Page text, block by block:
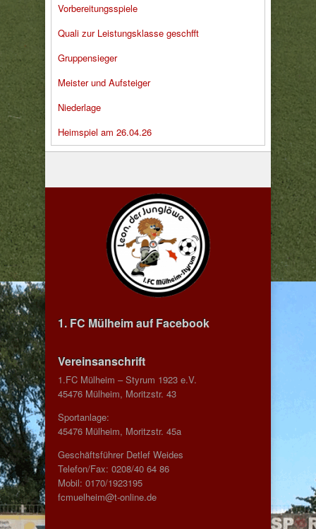
Vorbereitungsspiele
Quali zur Leistungsklasse geschfft
Gruppensieger
Meister und Aufsteiger
Niederlage
Heimspiel am 26.04.26
1. FC Mülheim auf Facebook
Vereinsanschrift
1.FC Mülheim – Styrum 1923 e.V.
45476 Mülheim, Moritzstr. 43
Sportanlage:
45476 Mülheim, Moritzstr. 45a
Geschäftsführer Detlef Weides
Telefon/Fax: 0208/40 64 86
Mobil: 0170/1923195
fcmuelheim@t-online.de